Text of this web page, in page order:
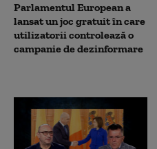
Parlamentul European a
lansat un joc gratuit în care
utilizatorii controlează o
campanie de dezinformare